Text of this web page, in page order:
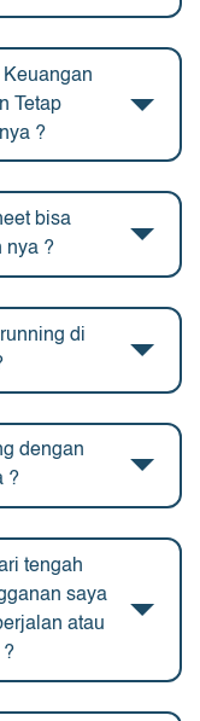
Tetap
?
bisa
nya ?
di
dengan
?
tengah
saya
atau
?